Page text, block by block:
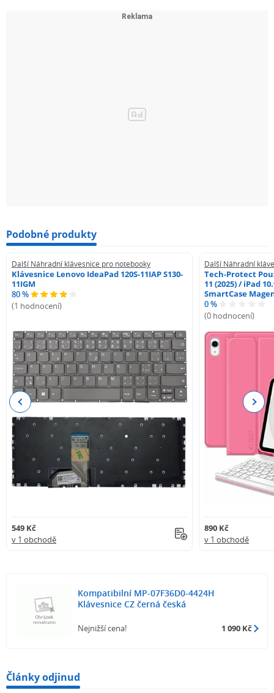
Podobné produkty
Další Náhradní klávesnice pro notebooky
Klávesnice Lenovo IdeaPad 120S-11IAP S130-
11IGM
80 %
(1 hodnocení)
549 Kč
v 1 obchodě
Další Náhradní
Tech-Protect
11 (2025) / iPad
SmartCase
0 %
(0 hodnocení)
890 Kč
v 1 obchodě
Previous Next
Kompatibilní MP-07F36D0-4424H
Klávesnice CZ černá česká
Nejnižší cena! 1 090 Kč
Články odjinud